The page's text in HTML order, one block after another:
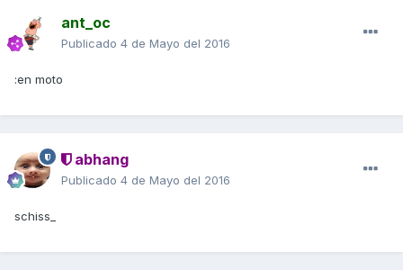
ant_oc
Publicado 4 de Mayo del 2016
:en moto
abhang
Publicado 4 de Mayo del 2016
schiss_